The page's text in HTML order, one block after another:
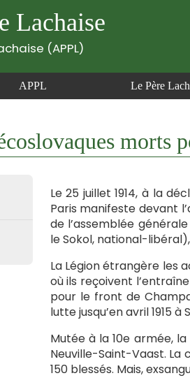
Lachaise
(APPL)
APPL Le Père
morts
Le 25 juillet 1914, à la
Paris manifeste devant
de l’assemblée
le Sokol, national-
La Légion étrangère les
où ils reçoivent
pour le front de
lutte jusqu’en avril 1915
Mutée à la 10e armée,
Neuville-Saint-Vaast. La
150 blessés. Mais,